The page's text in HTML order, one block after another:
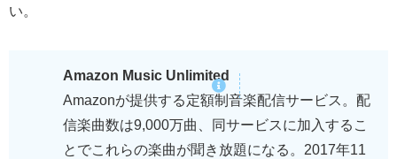
い。
Amazon Music Unlimited
Amazonが提供する定額制音楽配信サービス。配
信楽曲数は9,000万曲、同サービスに加入するこ
とでこれらの楽曲が聞き放題になる。2017年11